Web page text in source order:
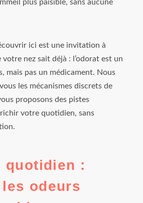
plus paisible, sans aucune
ici est une invitation à
nez sait déjà : l’odorat est un
mais pas un médicament. Nous
les mécanismes discrets de
proposons des pistes
votre quotidien, sans
quotidien :
odeurs